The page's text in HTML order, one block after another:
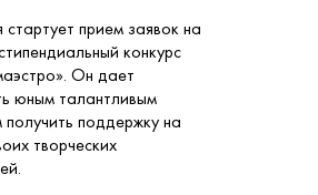
прием заявок на
конкурс
Он дает
юным талантливым
поддержку на
творческих